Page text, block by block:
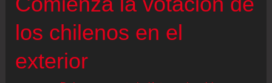
gran
día
Chile”
los chilenos en el
exterior